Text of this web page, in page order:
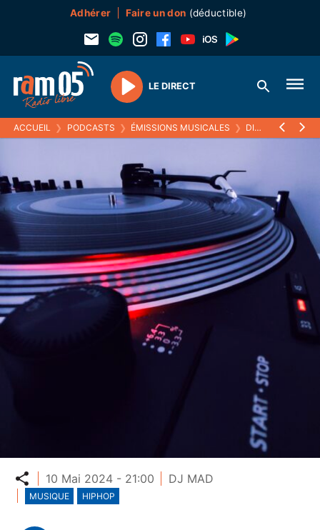
Adhérer Faire un don (déductible)
Play
LE DIRECT
ACCUEIL ❯ PODCASTS ❯ ÉMISSIONS MUSICALES ❯ DIRTY DECIBELS
Partager
10 Mai 2024 - 21:00 DJ MAD
MUSIQUE HIPHOP